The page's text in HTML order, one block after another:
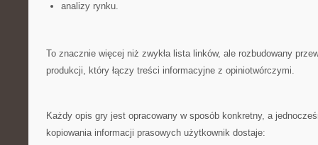
analizy rynku.
To znacznie więcej niż zwykła lista linków, ale rozbudowany
produkcji, który łączy treści informacyjne z opiniotwórczymi.
Każdy opis gry jest opracowany w sposób konkretny, a
kopiowania informacji prasowych użytkownik dostaje: